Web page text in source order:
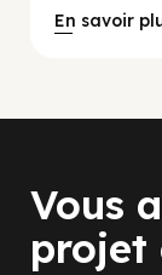
En savoir
Vous
projet